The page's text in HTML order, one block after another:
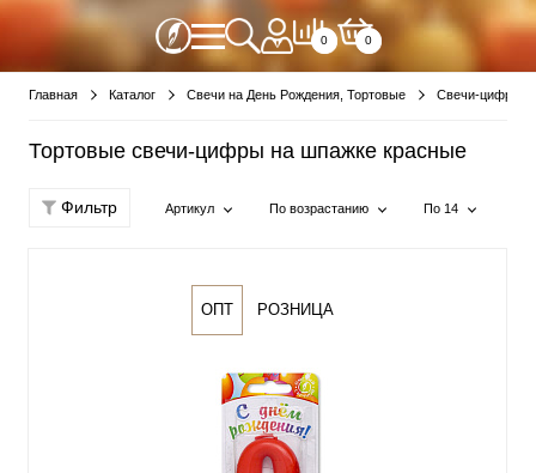
0 0
Главная Каталог Свечи на День Рождения, Тортовые Свечи-цифры
Тортовые свечи-цифры на шпажке красные
Фильтр Артикул По возрастанию По 14
ОПТ РОЗНИЦА